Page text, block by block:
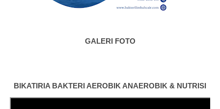
GALERI FOTO
BIKATIRIA BAKTERI AEROBIK ANAEROBIK & NUTRISI